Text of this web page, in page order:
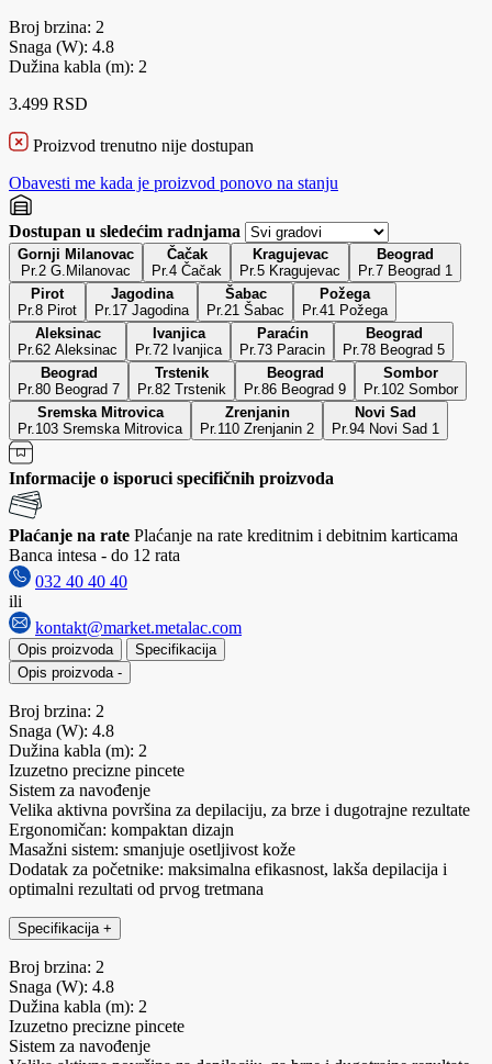
Broj brzina: 2
Snaga (W): 4.8
Dužina kabla (m): 2
3.499 RSD
Proizvod trenutno nije dostupan
Obavesti me kada je proizvod ponovo na stanju
Dostupan u sledećim radnjama
Gornji Milanovac
Pr.2 G.Milanovac
Čačak
Pr.4 Čačak
Kragujevac
Pr.5 Kragujevac
Beograd
Pr.7 Beograd 1
Pirot
Pr.8 Pirot
Jagodina
Pr.17 Jagodina
Šabac
Pr.21 Šabac
Požega
Pr.41 Požega
Aleksinac
Pr.62 Aleksinac
Ivanjica
Pr.72 Ivanjica
Paraćin
Pr.73 Paracin
Beograd
Pr.78 Beograd 5
Beograd
Pr.80 Beograd 7
Trstenik
Pr.82 Trstenik
Beograd
Pr.86 Beograd 9
Sombor
Pr.102 Sombor
Sremska Mitrovica
Pr.103 Sremska Mitrovica
Zrenjanin
Pr.110 Zrenjanin 2
Novi Sad
Pr.94 Novi Sad 1
Informacije o isporuci specifičnih proizvoda
Plaćanje na rate Plaćanje na rate kreditnim i debitnim karticama
Banca intesa - do 12 rata
032 40 40 40
ili
kontakt@market.metalac.com
Opis proizvoda
Specifikacija
Opis proizvoda -
Broj brzina: 2
Snaga (W): 4.8
Dužina kabla (m): 2
Izuzetno precizne pincete
Sistem za navođenje
Velika aktivna površina za depilaciju, za brze i dugotrajne rezultate
Ergonomičan: kompaktan dizajn
Masažni sistem: smanjuje osetljivost kože
Dodatak za početnike: maksimalna efikasnost, lakša depilacija i
optimalni rezultati od prvog tretmana
Specifikacija +
Broj brzina: 2
Snaga (W): 4.8
Dužina kabla (m): 2
Izuzetno precizne pincete
Sistem za navođenje